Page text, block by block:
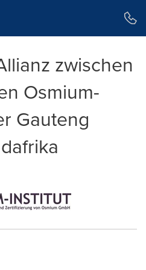
zwischen
Osmium-
Gauteng